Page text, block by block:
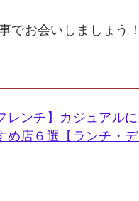
でお会いしましょう！
レンチ】カジュアル
め店６選【ランチ・